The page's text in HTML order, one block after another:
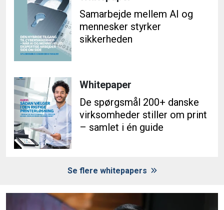
Samarbejde mellem AI og
mennesker styrker
sikkerheden
Whitepaper
De spørgsmål 200+ danske
virksomheder stiller om print
– samlet i én guide
Se flere whitepapers